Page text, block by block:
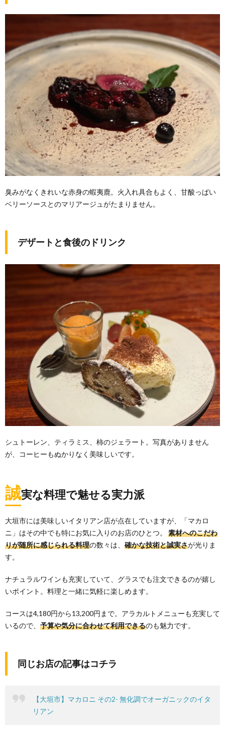
臭みがなくきれいな赤身の蝦夷鹿。火入れ具合もよく、甘酸っぱい
ベリーソースとのマリアージュがたまりません。
デザートと食後のドリンク
シュトーレン、ティラミス、柿のジェラート。写真がありません
が、コーヒーもぬかりなく美味しいです。
誠実な料理で魅せる実力派
大垣市には美味しいイタリアン店が点在していますが、「マカロ
ニ」はその中でも特にお気に入りのお店のひとつ。 素材へのこだわ
りが随所に感じられる料理の数々は、 確かな技術と誠実さが光りま
す。
ナチュラルワインも充実していて、グラスでも注文できるのが嬉し
いポイント。料理と一緒に気軽に楽しめます。
コースは4,180円から13,200円まで。アラカルトメニューも充実して
いるので、 予算や気分に合わせて利用できるのも魅力です。
同じお店の記事はコチラ
【大垣市】マカロニ その2- 無化調でオーガニックのイタ
リアン